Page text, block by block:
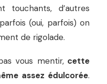
touchants, d’autres
(oui, parfois) on
de rigolade.
vous mentir,cette
assez édulcorée.